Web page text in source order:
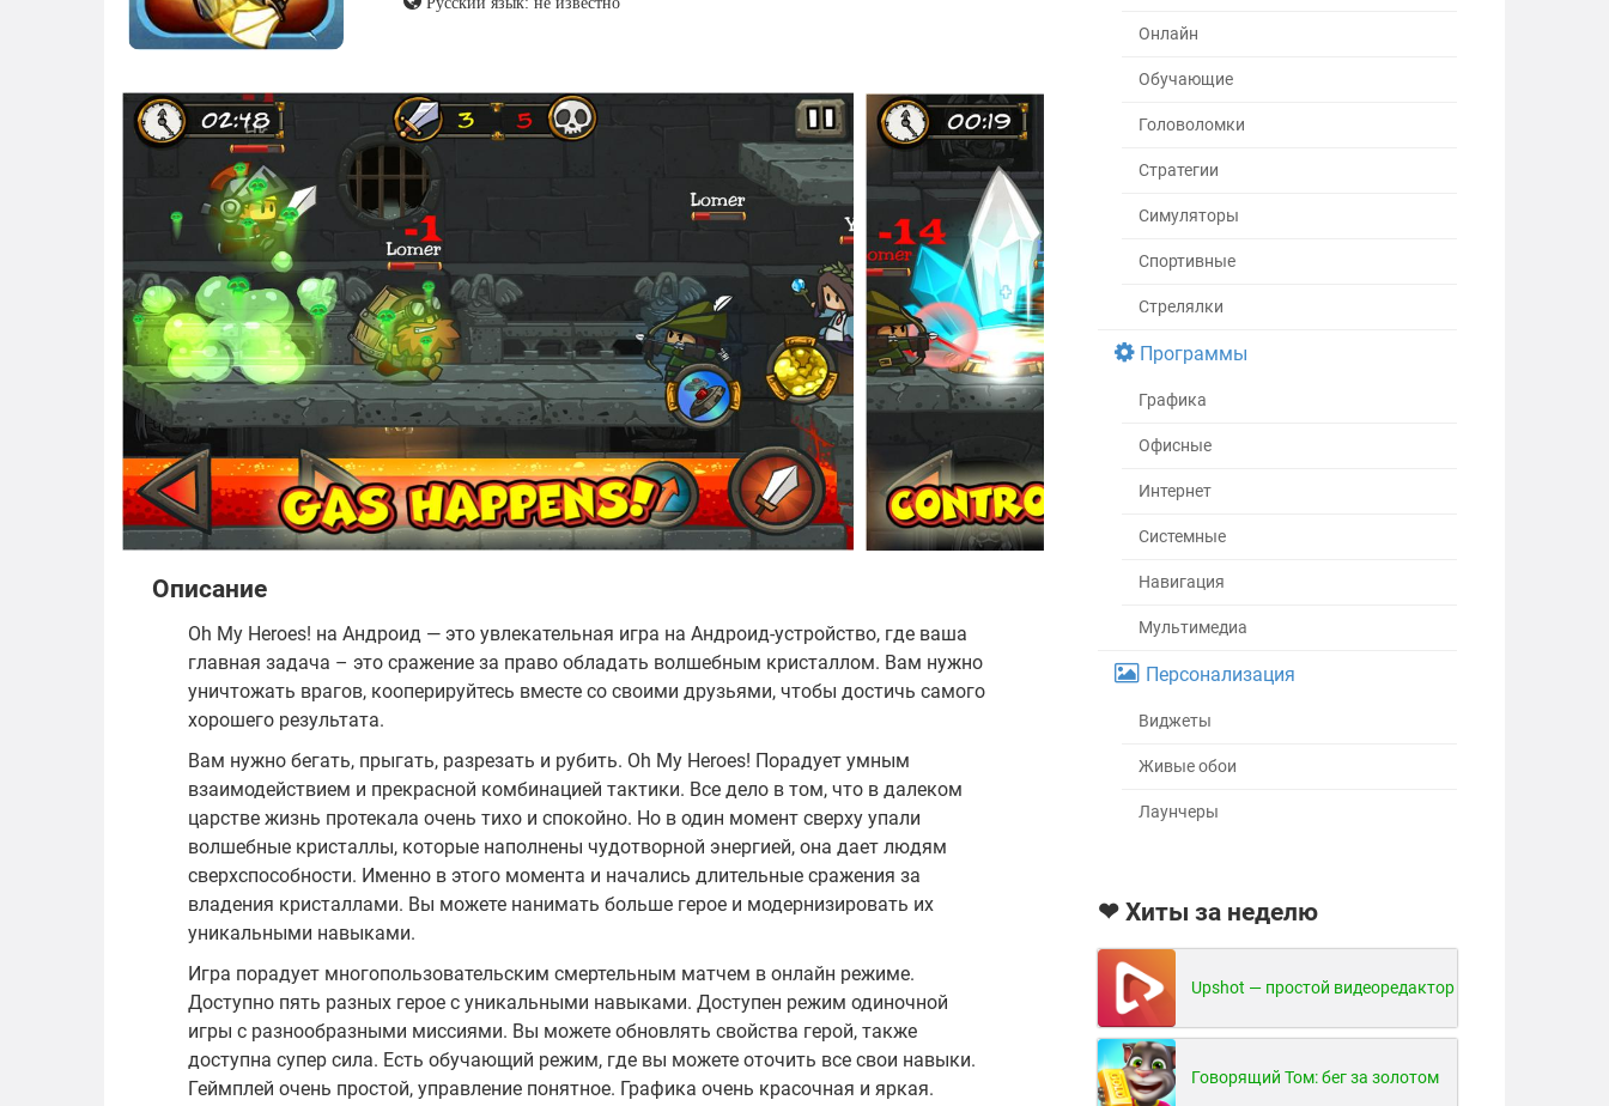
Описание
Oh My Heroes! на Андроид — это увлекательная игра на Андроид-устройство, где ваша
главная задача – это сражение за право обладать волшебным кристаллом. Вам нужно
уничтожать врагов, кооперируйтесь вместе со своими друзьями, чтобы достичь самого
хорошего результата.
Вам нужно бегать, прыгать, разрезать и рубить. Oh My Heroes! Порадует умным
взаимодействием и прекрасной комбинацией тактики. Все дело в том, что в далеком
царстве жизнь протекала очень тихо и спокойно. Но в один момент сверху упали
волшебные кристаллы, которые наполнены чудотворной энергией, она дает людям
сверхспособности. Именно в этого момента и начались длительные сражения за
владения кристаллами. Вы можете нанимать больше герое и модернизировать их
уникальными навыками.
Игра порадует многопользовательским смертельным матчем в онлайн режиме.
Доступно пять разных герое с уникальными навыками. Доступен режим одиночной
игры с разнообразными миссиями. Вы можете обновлять свойства герой, также
доступна супер сила. Есть обучающий режим, где вы можете оточить все свои навыки.
Геймплей очень простой, управление понятное. Графика очень красочная и яркая.
Онлайн
Обучающие
Головоломки
Стратегии
Симуляторы
Спортивные
Стрелялки
Программы
Графика
Офисные
Интернет
Системные
Навигация
Мультимедиа
Персонализация
Виджеты
Живые обои
Лаунчеры
❤ Хиты за неделю
Upshot — простой видеоредактор
Говорящий Том: бег за золотом